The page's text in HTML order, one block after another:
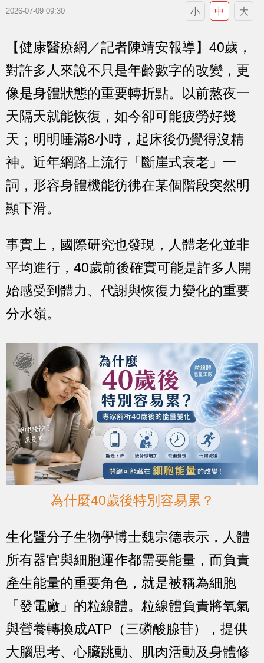
2026-07-09 09:30 小 中 大
【健康醫療網／記者陳靖安報導】40歲，
對許多人來說不只是年齡數字的改變，更
像是身體狀態的重要轉折點。以前熬夜一
天隔天就能恢復，如今卻可能疲勞好幾
天；明明睡滿8小時，起床後仍覺得沒精
神。近年網路上流行「斷崖式衰老」一
詞，形容身體機能彷彿在某個階段突然明
顯下滑。
事實上，國際研究也發現，人體老化並非
平均進行，40歲前後確實可能是許多人開
始感受到體力、代謝與恢復力變化的重要
分水嶺。
為什麼40歲後特別容易累？
生化暨分子生物學博士魏宗德表示，人體
所有器官與細胞運作都需要能量，而負責
產生能量的重要角色，就是被稱為細胞
「發電廠」的粒線體。粒線體負責將氧氣
與營養轉換成ATP（三磷酸腺苷），提供
大腦思考、心臟跳動、肌肉活動及身體修